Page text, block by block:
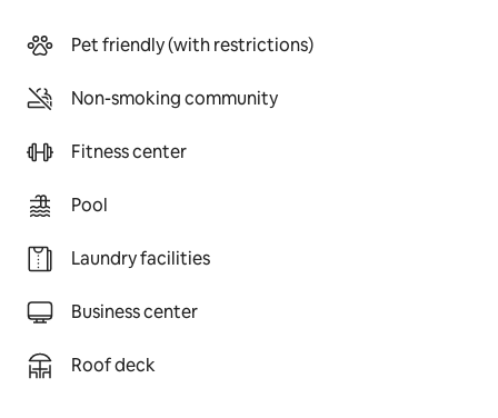
Pet friendly (with restrictions)
Non-smoking community
Fitness center
Pool
Laundry facilities
Business center
Roof deck